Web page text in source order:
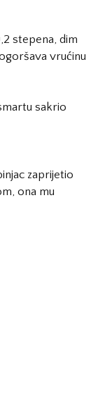
stepena, dim
vrućinu
sakrio
zaprijetio
ona mu